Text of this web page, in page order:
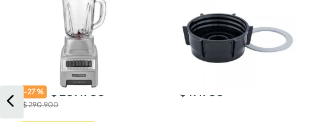
-27% $ 209.900
$ 290.900
$ 19.900